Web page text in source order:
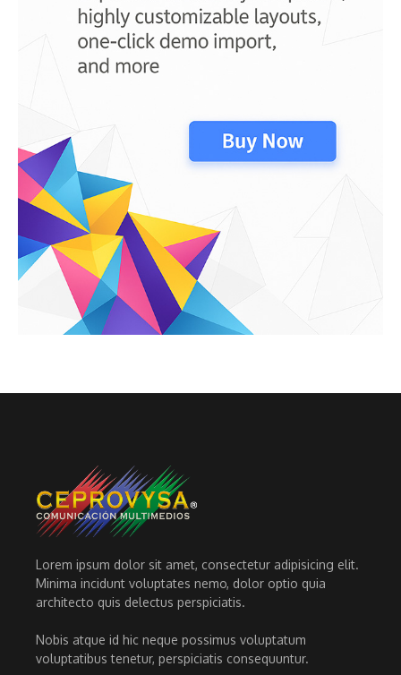
Lorem ipsum dolor sit amet, consectetur adipisicing elit.
Minima incidunt voluptates nemo, dolor optio quia
architecto quis delectus perspiciatis.
Nobis atque id hic neque possimus voluptatum
voluptatibus tenetur, perspiciatis consequuntur.